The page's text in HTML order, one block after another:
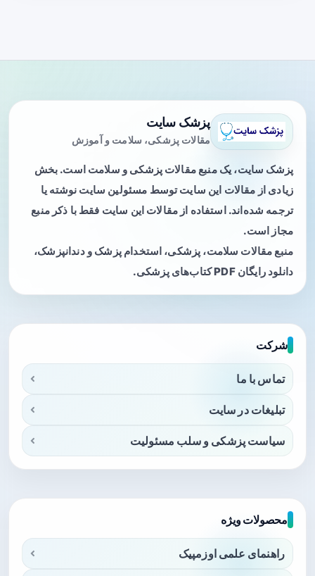
پزشک سایت
مقالات پزشکی، سلامت و آموزش
پزشک سایت، یک منبع مقالات پزشکی و سلامت است. بخش
زیادی از مقالات این سایت توسط مسئولین سایت نوشته یا
ترجمه شده‌اند. استفاده از مقالات این سایت فقط با ذکر منبع
مجاز است.
منبع مقالات سلامت، پزشکی، استخدام پزشک و دندانپزشک،
دانلود رایگان PDF کتاب‌های پزشکی.
شرکت
تماس با ما
تبلیغات در سایت
سیاست پزشکی و سلب مسئولیت
محصولات ویژه
راهنمای علمی اوزمپیک